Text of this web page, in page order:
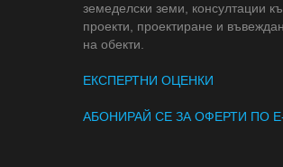
земеделски земи, консултации
проекти, проектиране и
на обекти.
ЕКСПЕРТНИ ОЦЕНКИ
АБОНИРАЙ СЕ ЗА ОФЕРТИ ПО